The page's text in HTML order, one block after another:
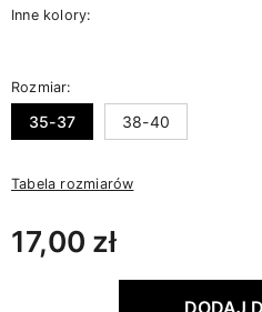
Inne kolory:
Rozmiar:
35-37 38-40
Tabela rozmiarów
17,00 zł
DODAJ